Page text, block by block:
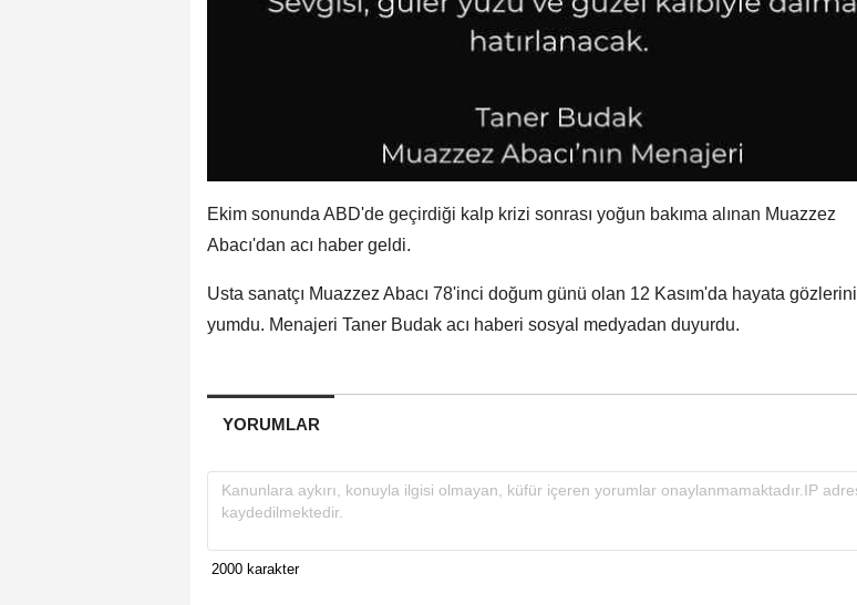
Ekim sonunda ABD'de geçirdiği kalp krizi sonrası yoğun bakıma alınan Muazzez
Abacı'dan acı haber geldi.
Usta sanatçı Muazzez Abacı 78'inci doğum günü olan 12 Kasım'da hayata gözlerini
yumdu. Menajeri Taner Budak acı haberi sosyal medyadan duyurdu.
YORUMLAR